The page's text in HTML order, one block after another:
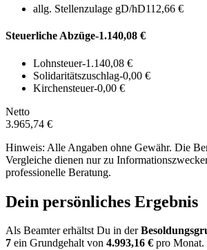
allg. Stellenzulage gD/hD112,66 €
Steuerliche Abzüge-1.140,08 €
Lohnsteuer-1.140,08 €
Solidaritätszuschlag-0,00 €
Kirchensteuer-0,00 €
Netto
3.965,74 €
Hinweis: Alle Angaben ohne Gewähr. Die
Vergleiche dienen nur zu
professionelle Beratung.
Dein persönliches Ergebnis
Als Beamter erhältst Du in der
7 ein Grundgehalt von 4.993,16 € pro Monat.